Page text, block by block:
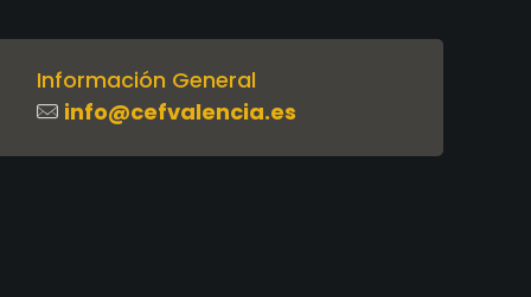
Información General
info@cefvalencia.es